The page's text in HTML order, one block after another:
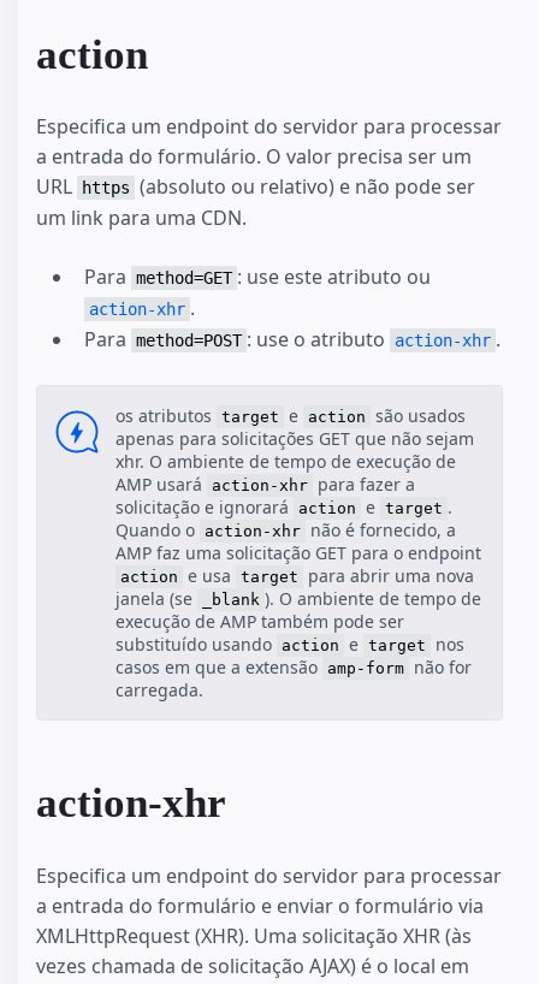
action
Especifica um endpoint do servidor para processar
a entrada do formulário. O valor precisa ser um
URL
https (absoluto ou relativo) e não pode ser
um link para uma CDN.
Para method=GET : use este atributo ou
action-xhr .
Para method=POST : use o atributo action-xhr .
os atributos target e action são usados
apenas para solicitações GET que não sejam
xhr. O ambiente de tempo de execução de
AMP usará
action-xhr para fazer a
solicitação e ignorará
action e target .
Quando o action-xhr não é fornecido, a
AMP faz uma solicitação GET para o endpoint
action e usa target
para abrir uma nova
janela (se
_blank ). O ambiente de tempo de
execução de AMP também pode ser
substituído usando action e target
nos
casos em que a extensão amp-form não for
carregada.
action-xhr
Especifica um endpoint do servidor para processar
a entrada do formulário e enviar o formulário via
XMLHttpRequest (XHR). Uma solicitação XHR (às
vezes chamada de solicitação AJAX) é o local em